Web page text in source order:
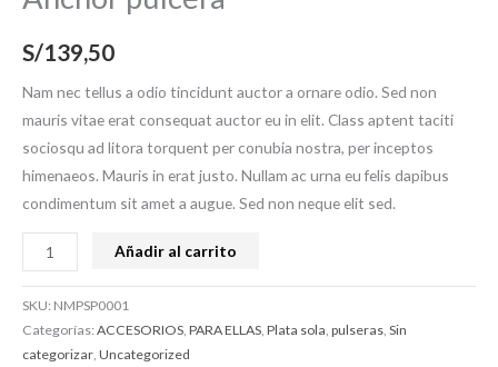
S/139,50
Nam nec tellus a odio tincidunt auctor a ornare odio. Sed non
mauris vitae erat consequat auctor eu in elit. Class aptent taciti
sociosqu ad litora torquent per conubia nostra, per inceptos
himenaeos. Mauris in erat justo. Nullam ac urna eu felis dapibus
condimentum sit amet a augue. Sed non neque elit sed.
Añadir al carrito
SKU: NMPSP0001
Categorías:ACCESORIOS, PARA ELLAS, Plata sola, pulseras, Sin
categorizar, Uncategorized